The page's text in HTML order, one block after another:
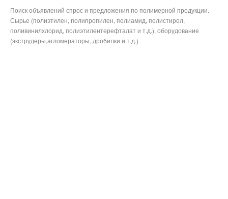
Поиск объявлений спрос и предложения по полимерной продукции.
Сырье (полиэтилен, полипропилен, полиамид, полистирол,
поливинилхлорид, полиэтилентерефталат и т.д.), оборудование
(экструдеры,агломераторы, дробилки и т.д.)